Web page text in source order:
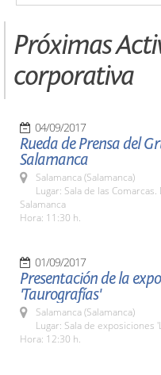
Próximas
corporativa
04/09/2017
Rueda de Prensa del
Salamanca
Salamanca (Salamanca)
Lugar: Sala de las
Salamanca
Hora: 11:30 h.
01/09/2017
Presentación de la
'Taurografías'
Salamanca (Salamanca)
Lugar: Sala de exposiciones
Hora: 12:30 h.